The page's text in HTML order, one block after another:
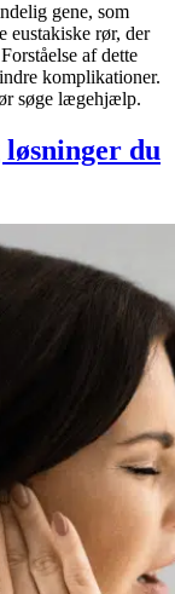
gene, som
eustakiske rør, der
af dette
komplikationer.
søge lægehjælp.
du